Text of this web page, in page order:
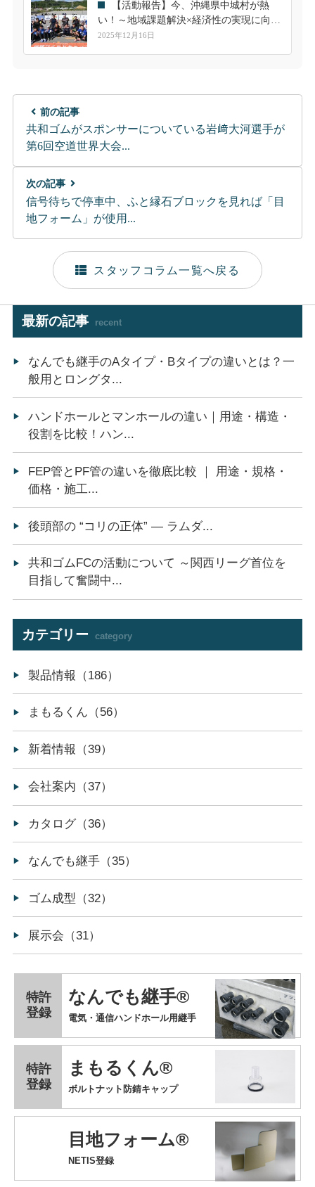
【活動報告】今、沖縄県中城村が熱
い！～地域課題解決×経済性の実現に向け
て～
2025年12月16日
前の記事
共和ゴムがスポンサーについている岩﨑大河選手が
第6回空道世界大会...
次の記事
信号待ちで停車中、ふと縁石ブロックを見れば「目
地フォーム」が使用...
スタッフコラム一覧へ戻る
最新の記事 recent
なんでも継手のAタイプ・Bタイプの違いとは？一
般用とロングタ...
ハンドホールとマンホールの違い｜用途・構造・
役割を比較！ハン...
FEP管とPF管の違いを徹底比較 ｜ 用途・規格・
価格・施工...
後頭部の “コリの正体” ― ラムダ...
共和ゴムFCの活動について ～関西リーグ首位を
目指して奮闘中...
カテゴリー category
製品情報（186）
まもるくん（56）
新着情報（39）
会社案内（37）
カタログ（36）
なんでも継手（35）
ゴム成型（32）
展示会（31）
なんでも継手®
特許
登録
電気・通信ハンドホール用継手
まもるくん®
特許
登録
ボルトナット防錆キャップ
目地フォーム®
NETIS登録